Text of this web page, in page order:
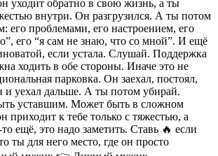
уходит обратно в свою жизнь, а ты
внутри. Он разгрузился. А ты потом
его проблемами, его настроением, его
его “я сам не знаю, что со мной”. И ещё
если устала. Слушай. Поддержка
ходить в обе стороны. Иначе это не
парковка. Он заехал, постоял,
и уехал дальше. А ты потом убирай.
уставшим. Может быть в сложном
приходит к тебе только с тяжестью, а
то ещё, это надо заметить. Ставь 🔥 если
ты для него место, где он просто